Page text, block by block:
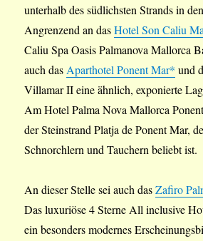
unterhalb des südlichsten Strands in
Angrenzend an dasHotel Son Caliu
Caliu Spa Oasis Palmanova Mallorca
auch dasAparthotel Ponent Mar* und
Villamar II eine ähnlich, exponierte
Am Hotel Palma Nova Mallorca
der Steinstrand Platja de Ponent Mar,
Schnorchlern und Tauchern beliebt ist.
An dieser Stelle sei auch dasZafiro
Das luxuriöse 4 Sterne All inclusive
ein besonders modernes